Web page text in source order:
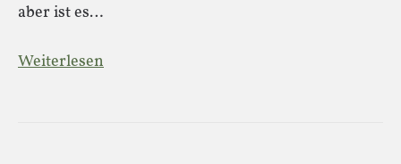
aber ist es…
Weiterlesen